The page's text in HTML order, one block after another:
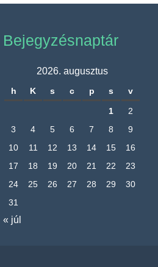
Bejegyzésnaptár
2026. augusztus
h K s c p s v
1
2
3
4 5 6 7 8
9
10
11 12 13 14 15
16
17
18 19 20 21 22
23
24
25 26 27 28 29
30
31
« júl